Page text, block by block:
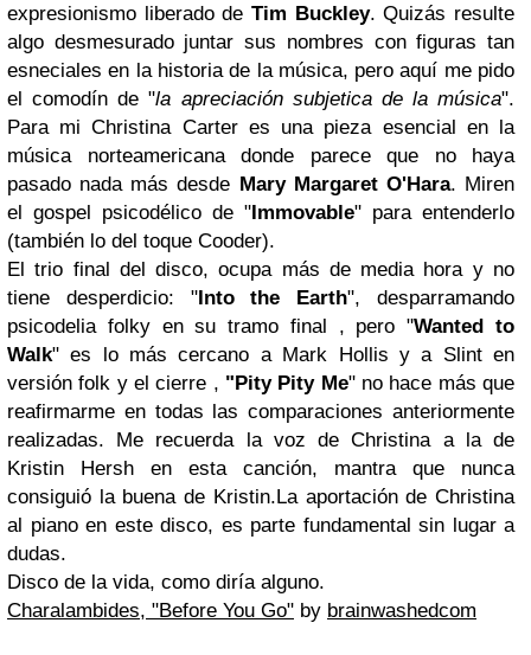
expresionismo liberado de Tim Buckley. Quizás resulte
algo desmesurado juntar sus nombres con figuras tan
esneciales en la historia de la música, pero aquí me pido
el comodín de "la apreciación subjetica de la música".
Para mi Christina Carter es una pieza esencial en la
música norteamericana donde parece que no haya
pasado nada más desde Mary Margaret O'Hara. Miren
el gospel psicodélico de "Immovable" para entenderlo
(también lo del toque Cooder).
El trio final del disco, ocupa más de media hora y no
tiene desperdicio: "Into the Earth", desparramando
psicodelia folky en su tramo final , pero "Wanted to
Walk" es lo más cercano a Mark Hollis y a Slint en
versión folk y el cierre , "Pity Pity Me" no hace más que
reafirmarme en todas las comparaciones anteriormente
realizadas. Me recuerda la voz de Christina a la de
Kristin Hersh en esta canción, mantra que nunca
consiguió la buena de Kristin.La aportación de Christina
al piano en este disco, es parte fundamental sin lugar a
dudas.
Disco de la vida, como diría alguno.
Charalambides, "Before You Go" by brainwashedcom